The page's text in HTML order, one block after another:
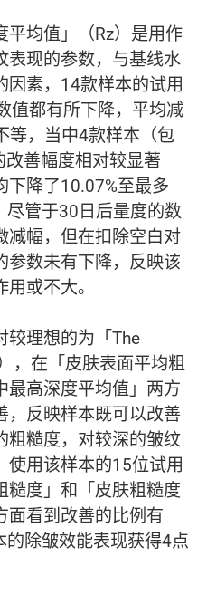
平均值」（Rz）是用作
表现的参数，与基线水
因素，14款样本的试用
值都有所下降，平均减
等，当中4款样本（包
善幅度相对较显著
下降了10.07%至最多
尽管于30日后量度的数
减幅，但在扣除空白对
参数未有下降，反映该
或不大。
较理想的为「The
，在「皮肤表面平均粗
最高深度平均值」两方
，反映样本既可以改善
粗糙度，对较深的皱纹
使用该样本的15位试用
糙度」和「皮肤粗糙度
面看到改善的比例有
的除皱效能表现获得4点